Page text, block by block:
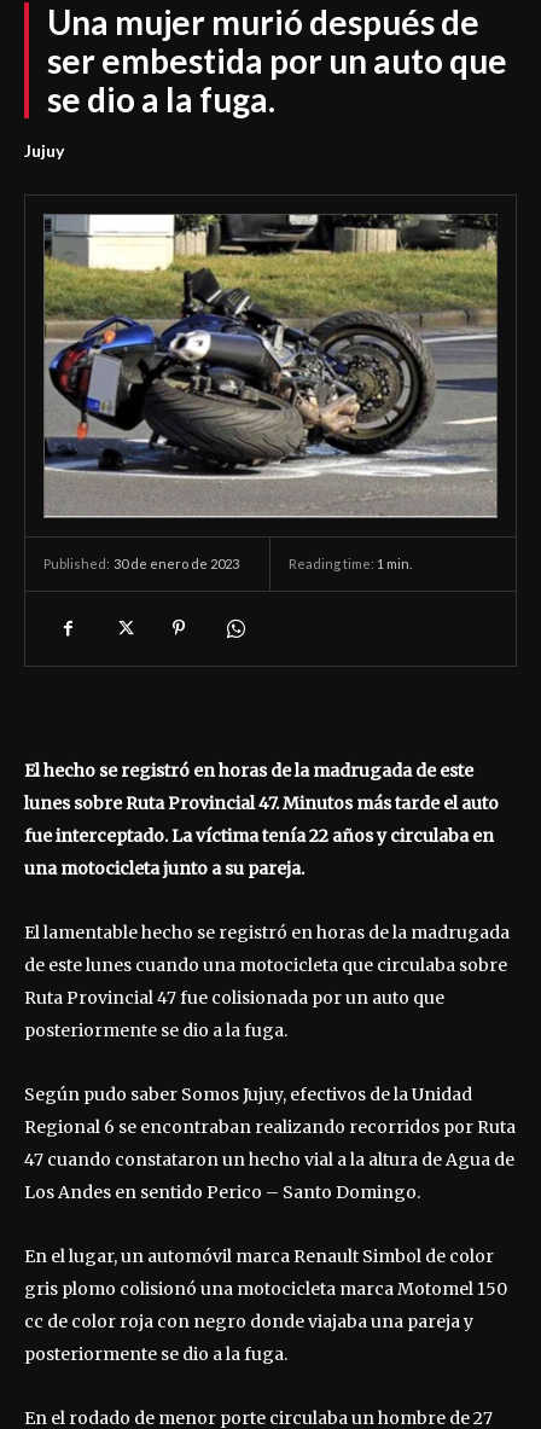
Una mujer murió después de
ser embestida por un auto que
se dio a la fuga.
Jujuy
Published: 30 de enero de 2023 Reading time: 1 min.
El hecho se registró en horas de la madrugada de este
lunes sobre Ruta Provincial 47. Minutos más tarde el auto
fue interceptado. La víctima tenía 22 años y circulaba en
una motocicleta junto a su pareja.
El lamentable hecho se registró en horas de la madrugada
de este lunes cuando una motocicleta que circulaba sobre
Ruta Provincial 47 fue colisionada por un auto que
posteriormente se dio a la fuga.
Según pudo saber Somos Jujuy, efectivos de la Unidad
Regional 6 se encontraban realizando recorridos por Ruta
47 cuando constataron un hecho vial a la altura de Agua de
Los Andes en sentido Perico – Santo Domingo.
En el lugar, un automóvil marca Renault Simbol de color
gris plomo colisionó una motocicleta marca Motomel 150
cc de color roja con negro donde viajaba una pareja y
posteriormente se dio a la fuga.
En el rodado de menor porte circulaba un hombre de 27